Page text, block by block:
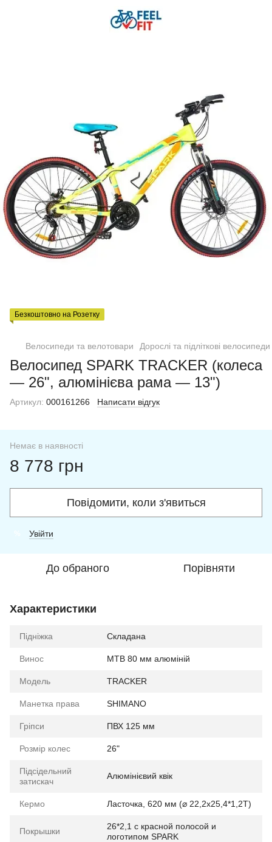
Безкоштовно на Розетку
Велосипеди та велотовари Дорослі та підліткові велосипеди
Велосипед SPARK TRACKER (колеса
— 26", алюмінієва рама — 13")
Артикул: 000161266 Написати відгук
Немає в наявності
8 778 грн
Повідомити, коли з'явиться
Увійти
До обраного Порівняти
Характеристики
Підніжка Складана
Винос МТВ 80 мм алюміній
Мoдель TRACKER
Манетка права SHIMANO
Гріпси ПВХ 125 мм
Розмір колес 26"
Підсідельний
затискач
Алюмінієвий квік
Кермо Ласточка, 620 мм (⌀ 22,2х25,4*1,2Т)
Покрышки
26*2,1 с красной полосой и
логотипом SPARK